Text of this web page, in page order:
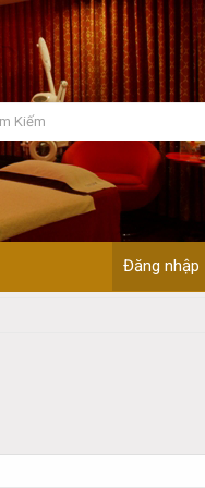
Đăng nhập